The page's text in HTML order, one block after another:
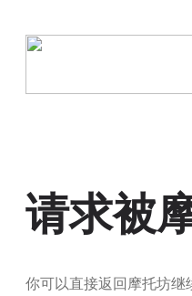
请求被
你可以直接返回摩托坊继